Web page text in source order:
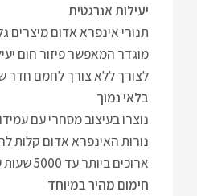
יעילות אנרגטית
תנורי אינפרא אדום
מוגדר המאפשר פיזור חום
לצורך ללא צורך לחמם חדר
בלאי נמוך
נוצרו בעיצוב מסחרי עם
נורות האינפרא אדום קלות
ארוכים ביותר עד 5000 שעות עבודה!
חימום מהיר במיוחד